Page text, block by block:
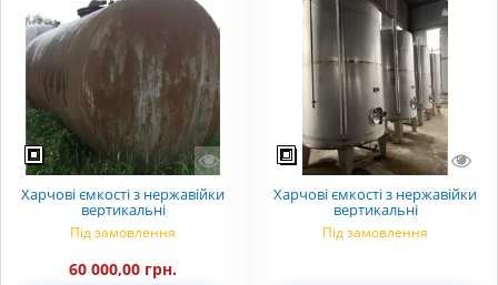
Харчові ємкості з нержавійки
вертикальні
Під замовлення
60 000,00 грн.
Харчові ємкості з нержавійки
вертикальні
Під замовлення